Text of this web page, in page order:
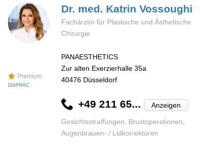
Premium
DGPRÄC
Dr. med. KatrinVossoughi
Fachärztin für Plastische und Ästhetische
Chirurgie
PANAESTHETICS
Zur alten Exerzierhalle 35a
40476 Düsseldorf
+49 211 65... Anzeigen
Gesichtsstraffungen, Brustoperationen,
Augenbrauen- / Lidkorrekturen